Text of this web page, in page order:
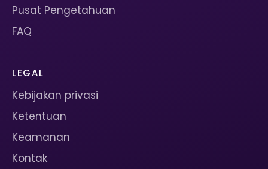
Pusat Pengetahuan
FAQ
LEGAL
Kebijakan privasi
Ketentuan
Keamanan
Kontak